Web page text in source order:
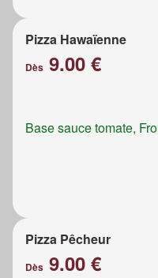
Pizza Hawaïenne
Dès 9.00 €
Base sauce tomate,
Pizza Pêcheur
Dès 9.00 €